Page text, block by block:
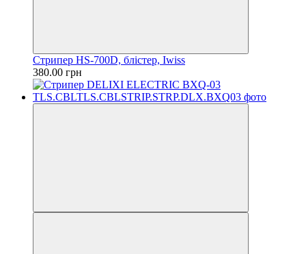
Стрипер HS-700D, блістер, Iwiss
380.00 грн